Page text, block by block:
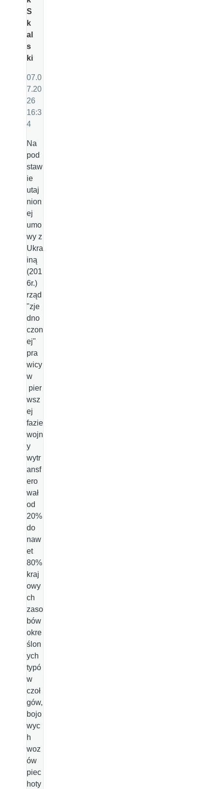
S
k
al
s
ki
07.0
7.20
26
16:3
4
Na
pod
staw
ie
utaj
nion
ej
umo
wy z
Ukra
iną
(201
6r.)
rząd
"zje
dno
czon
ej"
pra
wicy
w
pier
wsz
ej
fazie
wojn
y
wytr
ansf
ero
wał
od
20%
do
naw
et
80%
kraj
owy
ch
zaso
bów
okre
ślon
ych
typó
w
czoł
gów,
bojo
wyc
h
woz
ów
piec
hoty